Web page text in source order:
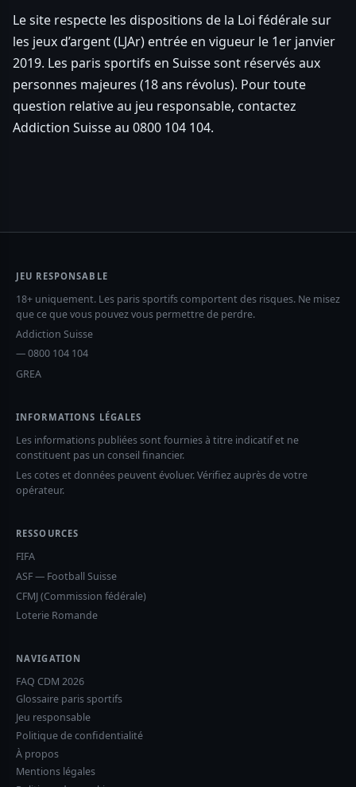
Le site respecte les dispositions de la Loi fédérale sur
les jeux d’argent (LJAr) entrée en vigueur le 1er janvier
2019. Les paris sportifs en Suisse sont réservés aux
personnes majeures (18 ans révolus). Pour toute
question relative au jeu responsable, contactez
Addiction Suisse au 0800 104 104.
JEU RESPONSABLE
18+ uniquement. Les paris sportifs comportent des risques. Ne misez
que ce que vous pouvez vous permettre de perdre.
Addiction Suisse
— 0800 104 104
GREA
INFORMATIONS LÉGALES
Les informations publiées sont fournies à titre indicatif et ne
constituent pas un conseil financier.
Les cotes et données peuvent évoluer. Vérifiez auprès de votre
opérateur.
RESSOURCES
FIFA
ASF — Football Suisse
CFMJ (Commission fédérale)
Loterie Romande
NAVIGATION
FAQ CDM 2026
Glossaire paris sportifs
Jeu responsable
Politique de confidentialité
À propos
Mentions légales